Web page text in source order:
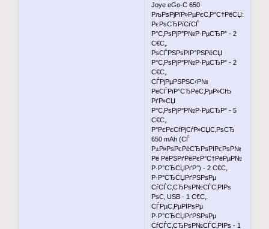
Joye eGo-C 650
РљРѕРјРїР»РµРєС‚Р°С†РёСЏ:
РєРѕСЂРїСѓСЃ
Р°С‚РѕРјР°Р№Р·РµСЂР° - 2
С€С‚.
РѕСЃРЅРѕРІР°РЅРёСЏ
Р°С‚РѕРјР°Р№Р·РµСЂР° - 2
С€С‚.
СЃРјРµРЅРЅС‹Р№
РёСЃРїР°СЂРёС‚РµР»СЊ
РґР»СЏ
Р°С‚РѕРјР°Р№Р·РµСЂР° - 5
С€С‚.
Р°РєРєСѓРјСѓР»СЏС‚РѕСЂ
650 mAh (СЃ
Р±Р»РѕРєРёСЂРѕРІРєРѕР№
Рё РёРЅРґРёРєР°С†РёРµР№
Р·Р°СЂСЏРґР°) - 2 С€С‚.
Р·Р°СЂСЏРґРЅРѕРµ
СѓСЃС‚СЂРѕР№СЃС‚РІРѕ
РѕС‚ USB - 1 С€С‚.
СЃРµС‚РµРІРѕРµ
Р·Р°СЂСЏРґРЅРѕРµ
СѓСЃС‚СЂРѕР№СЃС‚РІРѕ - 1